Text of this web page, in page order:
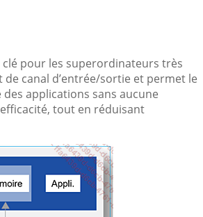
pour les superordinateurs très
canal d’entrée/sortie et permet le
applications sans aucune
tout en réduisant